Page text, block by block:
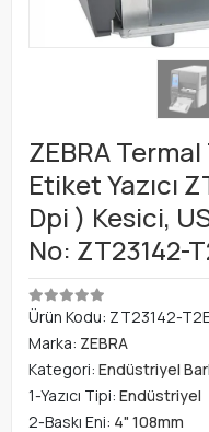
ZEBRA
Etiket Yazıcı
Dpi ) Kesici,
No: ZT23142-
Ürün Kodu: ZT23142-
Marka: ZEBRA
Kategori: Endüstriyel
1-Yazıcı Tipi: Endüstriyel
2-Baskı Eni: 4" 108mm